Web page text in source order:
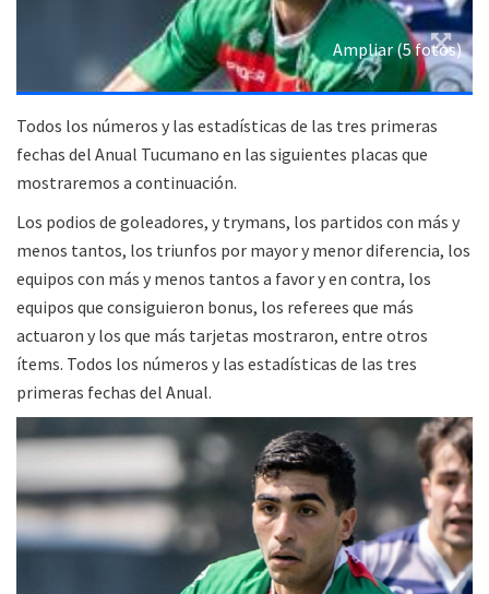
Ampliar (5 fotos)
Todos los números y las estadísticas de las tres primeras
fechas del Anual Tucumano en las siguientes placas que
mostraremos a continuación.
Los podios de goleadores, y trymans, los partidos con más y
menos tantos, los triunfos por mayor y menor diferencia, los
equipos con más y menos tantos a favor y en contra, los
equipos que consiguieron bonus, los referees que más
actuaron y los que más tarjetas mostraron, entre otros
ítems. Todos los números y las estadísticas de las tres
primeras fechas del Anual.